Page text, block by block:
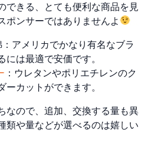
できる、とても便利な商品を見
ンサーではありませんよ
アメリカでかなり有名なブラ
には最適で安価です。
：ウレタンやポリエチレンのク
ーカットができます。
なので、追加、交換する量も異
類や量などが選べるのは嬉しい